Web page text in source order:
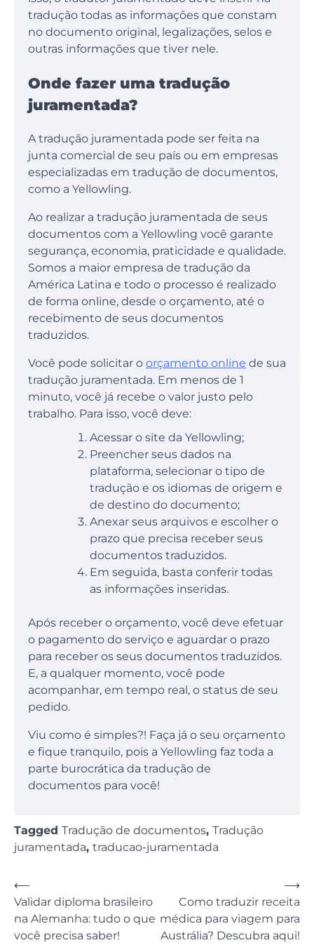
tradução todas as informações que constam
no documento original, legalizações, selos e
outras informações que tiver nele.
Onde fazer uma tradução
juramentada?
A tradução juramentada pode ser feita na
junta comercial de seu país ou em empresas
especializadas em tradução de documentos,
como a Yellowling.
Ao realizar a tradução juramentada de seus
documentos com a Yellowling você garante
segurança, economia, praticidade e qualidade.
Somos a maior empresa de tradução da
América Latina e todo o processo é realizado
de forma online, desde o orçamento, até o
recebimento de seus documentos
traduzidos.
Você pode solicitar o orçamento online de sua
tradução juramentada. Em menos de 1
minuto, você já recebe o valor justo pelo
trabalho. Para isso, você deve:
Acessar o site da Yellowling;
Preencher seus dados na
plataforma, selecionar o tipo de
tradução e os idiomas de origem e
de destino do documento;
Anexar seus arquivos e escolher o
prazo que precisa receber seus
documentos traduzidos.
Em seguida, basta conferir todas
as informações inseridas.
Após receber o orçamento, você deve efetuar
o pagamento do serviço e aguardar o prazo
para receber os seus documentos traduzidos.
E, a qualquer momento, você pode
acompanhar, em tempo real, o status de seu
pedido.
Viu como é simples?! Faça já o seu orçamento
e fique tranquilo, pois a Yellowling faz toda a
parte burocrática da tradução de
documentos para você!
Tagged Tradução de documentos, Tradução
juramentada, traducao-juramentada
Navegação
de
Post
⟵
Validar diploma brasileiro
na Alemanha: tudo o que
você precisa saber!
Como traduzir receita
médica para viagem para
Austrália? Descubra aqui!
⟶